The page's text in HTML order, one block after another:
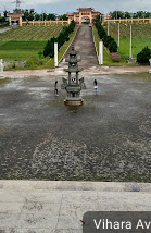
Vihara